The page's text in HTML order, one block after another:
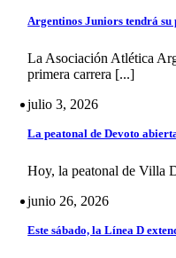
Argentinos Juniors tendrá
La Asociación Atlética
primera carrera [...]
julio 3, 2026
La peatonal de Devoto
Hoy, la peatonal de Villa
junio 26, 2026
Este sábado, la Línea D